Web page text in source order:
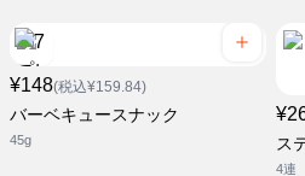
¥148(税込¥159.84)
バーベキュースナック
45g ス
4連